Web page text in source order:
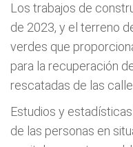
Los trabajos de
de 2023, y el terreno
verdes que
para la recuperación
rescatadas de las
Estudios y
de las personas en